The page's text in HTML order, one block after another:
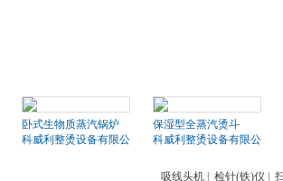
卧式生物质蒸汽锅炉
科威利整烫设备有限公司
保湿型全蒸汽烫斗
科威利整烫设备有限公司
吸线头机 检针(铁)仪